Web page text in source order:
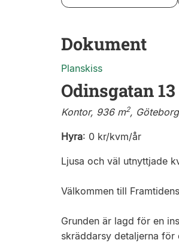
Dokument
Planskiss
Odinsgatan 13
Kontor, 936 m2,
Hyra: 0 kr/kvm/år
Ljusa och väl utnyttjade
Välkommen till
Grunden är lagd för en
skräddarsy detaljerna